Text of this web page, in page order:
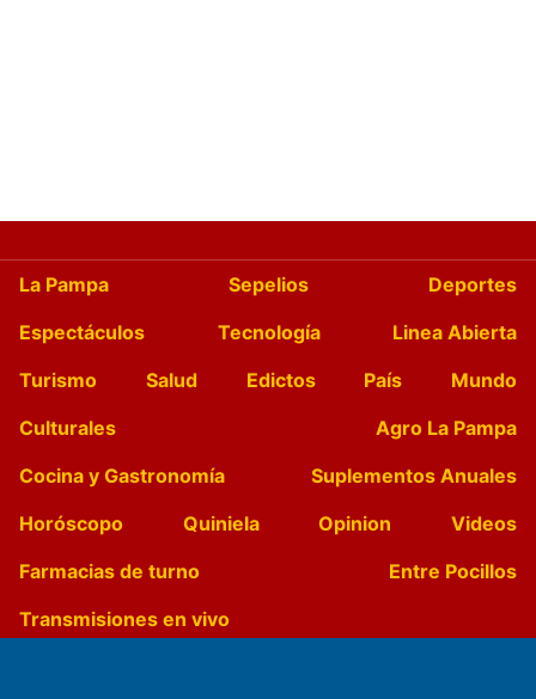
La Pampa Sepelios
Deportes
Espectáculos
Tecnología
Linea Abierta
Turismo
Salud Edictos País
Mundo
Culturales
Agro La Pampa
Cocina y Gastronomía
Suplementos Anuales
Horóscopo
Quiniela Opinion
Videos
Farmacias de turno
Entre Pocillos
Transmisiones en vivo